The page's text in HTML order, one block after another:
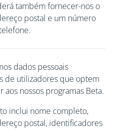
também fornecer-nos o
postal e um número
dados pessoais
de utilizadores que optem
aos nossos programas Beta.
inclui nome completo,
postal, identificadores